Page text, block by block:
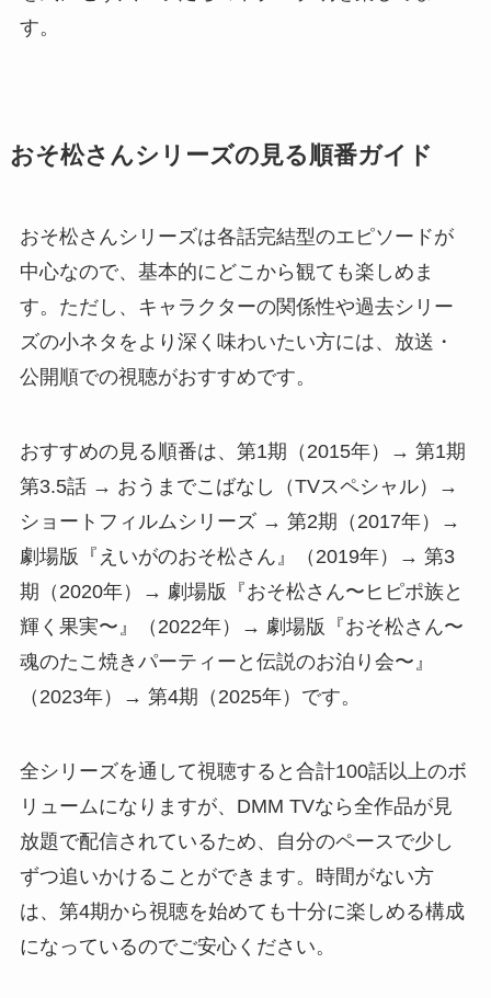
す。
おそ松さんシリーズの見る順番ガイド
おそ松さんシリーズは各話完結型のエピソードが
中心なので、基本的にどこから観ても楽しめま
す。ただし、キャラクターの関係性や過去シリー
ズの小ネタをより深く味わいたい方には、放送・
公開順での視聴がおすすめです。
おすすめの見る順番は、第1期（2015年）→ 第1期
第3.5話 → おうまでこばなし（TVスペシャル）→
ショートフィルムシリーズ → 第2期（2017年）→
劇場版『えいがのおそ松さん』（2019年）→ 第3
期（2020年）→ 劇場版『おそ松さん〜ヒピポ族と
輝く果実〜』（2022年）→ 劇場版『おそ松さん〜
魂のたこ焼きパーティーと伝説のお泊り会〜』
（2023年）→ 第4期（2025年）です。
全シリーズを通して視聴すると合計100話以上のボ
リュームになりますが、DMM TVなら全作品が見
放題で配信されているため、自分のペースで少し
ずつ追いかけることができます。時間がない方
は、第4期から視聴を始めても十分に楽しめる構成
になっているのでご安心ください。